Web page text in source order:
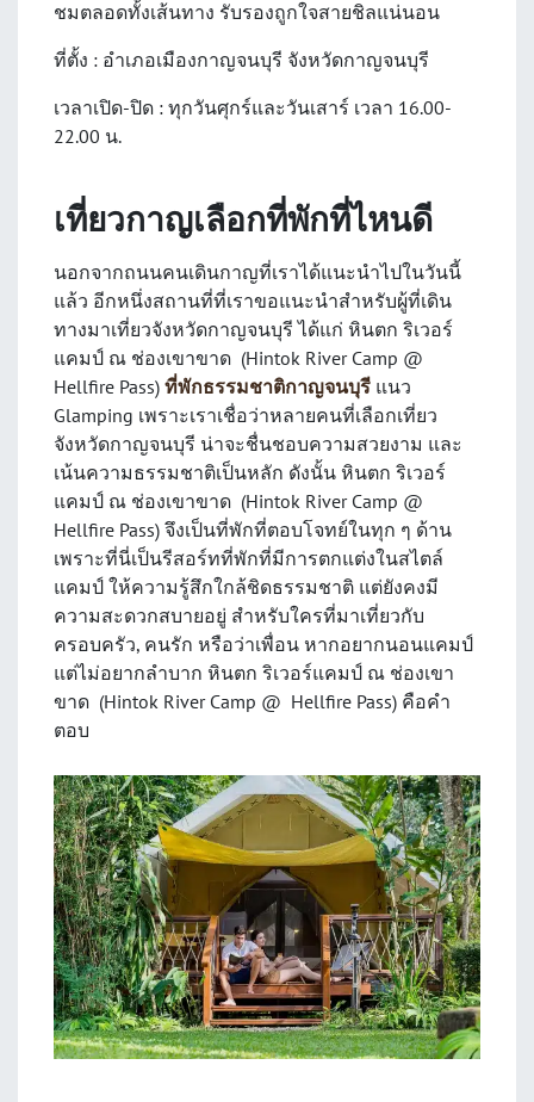
ชมตลอดทั้งเส้นทาง รับรองถูกใจสายชิลแน่นอน
ที่ตั้ง : อำเภอเมืองกาญจนบุรี จังหวัดกาญจนบุรี
เวลาเปิด-ปิด : ทุกวันศุกร์และวันเสาร์ เวลา 16.00-
22.00 น.
เที่ยวกาญเลือกที่พักที่ไหนดี
นอกจากถนนคนเดินกาญที่เราได้แนะนำไปในวันนี้
แล้ว อีกหนึ่งสถานที่ที่เราขอแนะนำสำหรับผู้ที่เดิน
ทางมาเที่ยวจังหวัดกาญจนบุรี ได้แก่ หินตก ริเวอร์
แคมป์ ณ ช่องเขาขาด (Hintok River Camp @
Hellfire Pass) ที่พักธรรมชาติกาญจนบุรี แนว
Glamping เพราะเราเชื่อว่าหลายคนที่เลือกเที่ยว
จังหวัดกาญจนบุรี น่าจะชื่นชอบความสวยงาม และ
เน้นความธรรมชาติเป็นหลัก ดังนั้น หินตก ริเวอร์
แคมป์ ณ ช่องเขาขาด (Hintok River Camp @
Hellfire Pass) จึงเป็นที่พักที่ตอบโจทย์ในทุก ๆ ด้าน
เพราะที่นี่เป็นรีสอร์ทที่พักที่มีการตกแต่งในสไตล์
แคมป์ ให้ความรู้สึกใกล้ชิดธรรมชาติ แต่ยังคงมี
ความสะดวกสบายอยู่ สำหรับใครที่มาเที่ยวกับ
ครอบครัว, คนรัก หรือว่าเพื่อน หากอยากนอนแคมป์
แต่ไม่อยากลำบาก หินตก ริเวอร์แคมป์ ณ ช่องเขา
ขาด (Hintok River Camp @ Hellfire Pass) คือคำ
ตอบ